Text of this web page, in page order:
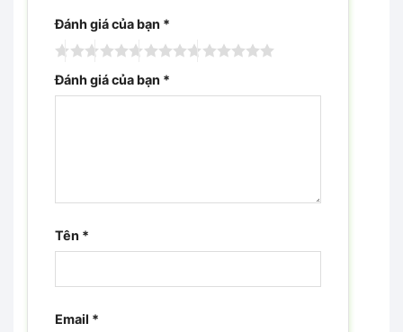
Đánh giá của bạn *
Đánh giá của bạn *
Tên *
Email *